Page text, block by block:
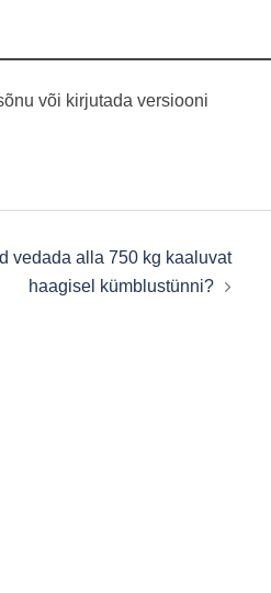
või kirjutada versiooni
vedada alla 750 kg kaaluvat
haagisel kümblustünni?